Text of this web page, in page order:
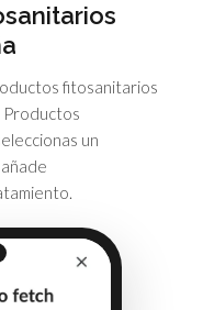
fitosanitarios
Productos
un